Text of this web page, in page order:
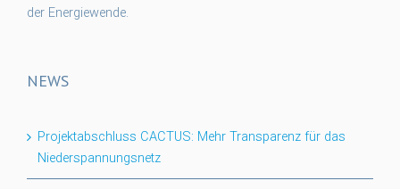
der Energiewende.
NEWS
Projektabschluss CACTUS: Mehr Transparenz für das
Niederspannungsnetz